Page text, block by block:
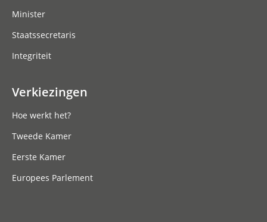
Minister
Staatssecretaris
Integriteit
Verkiezingen
Hoe werkt het?
Tweede Kamer
Eerste Kamer
Europees Parlement